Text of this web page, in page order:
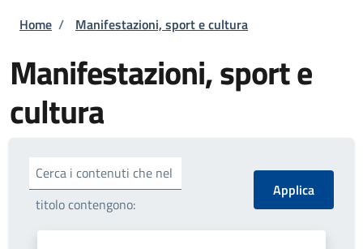
Briciole di pane
Home / Manifestazioni, sport e cultura
Manifestazioni, sport e
cultura
Cerca i contenuti che nel
titolo contengono: